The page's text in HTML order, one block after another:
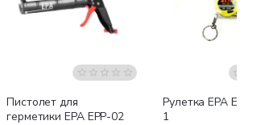
Пистолет для
герметики EPA EPP-02
Рулетка EPA ERM-
1